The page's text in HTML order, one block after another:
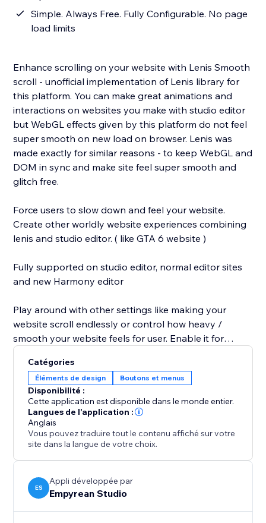
Simple. Always Free. Fully Configurable. No page
load limits
Enhance scrolling on your website with Lenis Smooth
scroll - unofficial implementation of Lenis library for
this platform. You can make great animations and
interactions on websites you make with studio editor
but WebGL effects given by this platform do not feel
super smooth on new load on browser. Lenis was
made exactly for similar reasons - to keep WebGL and
DOM in sync and make site feel super smooth and
glitch free.
Force users to slow down and feel your website.
Create other worldly website experiences combining
lenis and studio editor. ( like GTA 6 website )
Fully supported on studio editor, normal editor sites
and new Harmony editor
Play around with other settings like making your
website scroll endlessly or control how heavy /
smooth your website feels for user. Enable it for
page
Credits to Lenis library:
https://github.com/darkroomengineering
Thanks to https://darkroom.engineering/
Catégories
Éléments de design Boutons et menus
Disponibilité :
Cette application est disponible dans le monde entier.
Langues de l'application :
Anglais
Vous pouvez traduire tout le contenu affiché sur votre
site dans la langue de votre choix.
ES
Appli développée par
Empyrean Studio